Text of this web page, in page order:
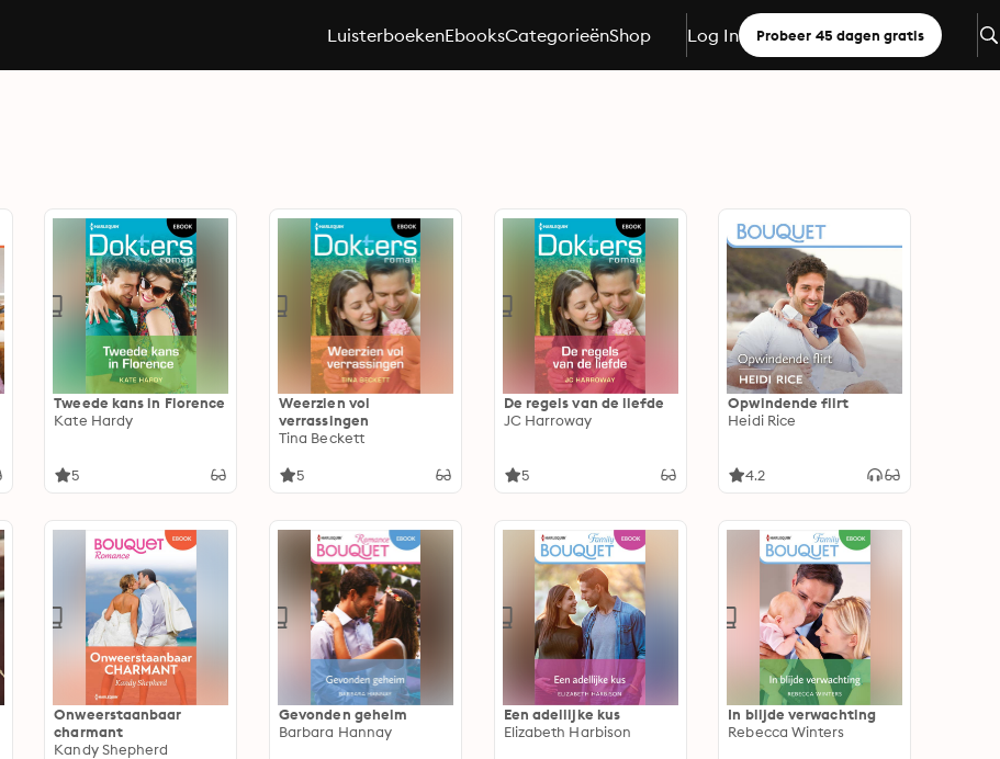
LuisterboekenEbooksCategorieënShop Log In Probeer 45 dagen gratis
Tweede kans in Florence
Kate Hardy
5
Weerzien vol
verrassingen
Tina Beckett
5
De regels van de liefde
JC Harroway
5
Opwindende flirt
Heidi Rice
4.2
Onweerstaanbaar
charmant
Kandy Shepherd
Gevonden geheim
Barbara Hannay
Een adellijke kus
Elizabeth Harbison
In blijde verwachting
Rebecca Winters